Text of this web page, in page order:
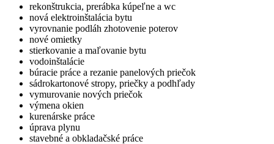
rekonštrukcia, prerábka kúpeľne a wc
nová elektroinštalácia bytu
vyrovnanie podláh zhotovenie poterov
nové omietky
stierkovanie a maľovanie bytu
vodoinštalácie
búracie práce a rezanie panelových priečok
sádrokartonové stropy, priečky a podhľady
vymurovanie nových priečok
výmena okien
kurenárske práce
úprava plynu
stavebné a obkladačské práce